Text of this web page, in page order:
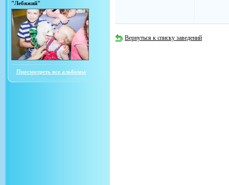
"Лебяжий"
Просмотреть все альбомы
Вернуться к списку заведений